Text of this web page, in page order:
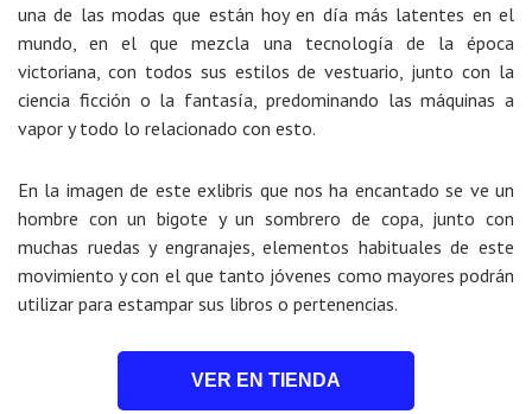
una de las modas que están hoy en día más latentes en el
mundo, en el que mezcla una tecnología de la época
victoriana, con todos sus estilos de vestuario, junto con la
ciencia ficción o la fantasía, predominando las máquinas a
vapor y todo lo relacionado con esto.
En la imagen de este exlibris que nos ha encantado se ve un
hombre con un bigote y un sombrero de copa, junto con
muchas ruedas y engranajes, elementos habituales de este
movimiento y con el que tanto jóvenes como mayores podrán
utilizar para estampar sus libros o pertenencias.
VER EN TIENDA